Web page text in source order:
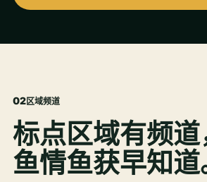
02区域频道
标点区域有频道
鱼情鱼获早知道